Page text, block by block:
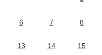
6 7 8
13 14 15